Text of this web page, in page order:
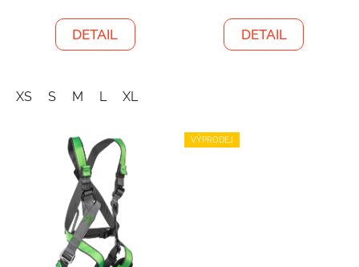
DETAIL
XS S M L XL
DETAIL
VÝPRODEJ